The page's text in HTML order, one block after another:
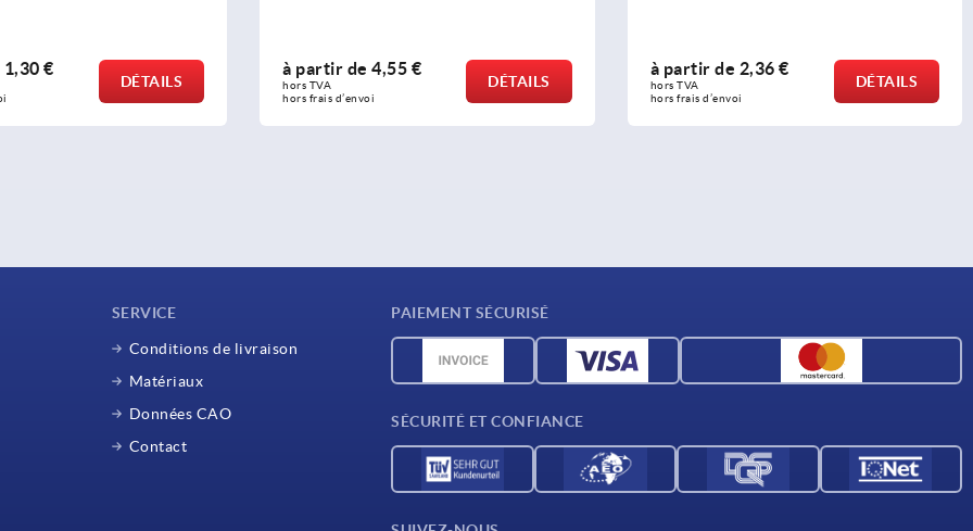
1,30 €
DÉTAILS
à partir de 4,55 €
hors TVA
hors frais d’envoi
DÉTAILS
à partir de 2,36 €
hors TVA
hors frais d’envoi
DÉTAILS
SERVICE
Conditions de livraison
Matériaux
Données CAO
Contact
PAIEMENT SÉCURISÉ
SÉCURITÉ ET CONFIANCE